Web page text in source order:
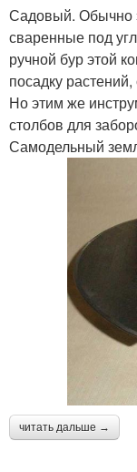
Садовый. Обычно
сваренные под
ручной бур этой
посадку
Но этим же
столбов для
Самодельный
читать дальше →